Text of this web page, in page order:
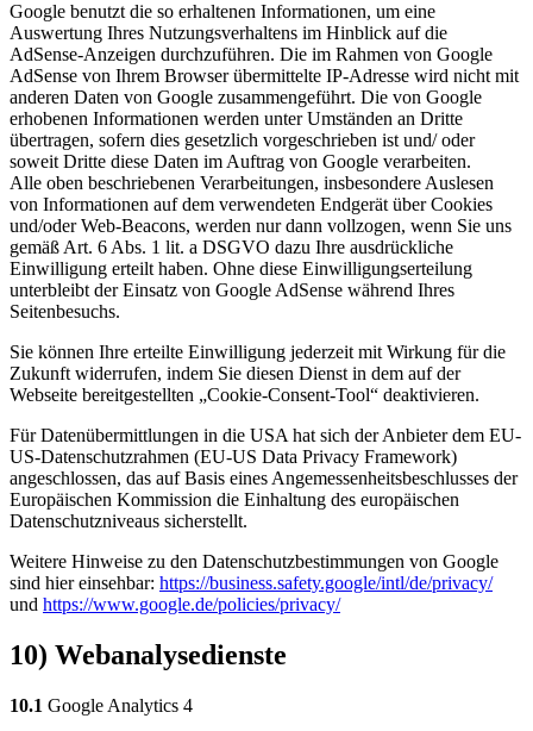
Google benutzt die so erhaltenen Informationen, um eine
Auswertung Ihres Nutzungsverhaltens im Hinblick auf die
AdSense-Anzeigen durchzuführen. Die im Rahmen von Google
AdSense von Ihrem Browser übermittelte IP-Adresse wird nicht mit
anderen Daten von Google zusammengeführt. Die von Google
erhobenen Informationen werden unter Umständen an Dritte
übertragen, sofern dies gesetzlich vorgeschrieben ist und/ oder
soweit Dritte diese Daten im Auftrag von Google verarbeiten.
Alle oben beschriebenen Verarbeitungen, insbesondere Auslesen
von Informationen auf dem verwendeten Endgerät über Cookies
und/oder Web-Beacons, werden nur dann vollzogen, wenn Sie uns
gemäß Art. 6 Abs. 1 lit. a DSGVO dazu Ihre ausdrückliche
Einwilligung erteilt haben. Ohne diese Einwilligungserteilung
unterbleibt der Einsatz von Google AdSense während Ihres
Seitenbesuchs.
Sie können Ihre erteilte Einwilligung jederzeit mit Wirkung für die
Zukunft widerrufen, indem Sie diesen Dienst in dem auf der
Webseite bereitgestellten „Cookie-Consent-Tool“ deaktivieren.
Für Datenübermittlungen in die USA hat sich der Anbieter dem EU-
US-Datenschutzrahmen (EU-US Data Privacy Framework)
angeschlossen, das auf Basis eines Angemessenheitsbeschlusses der
Europäischen Kommission die Einhaltung des europäischen
Datenschutzniveaus sicherstellt.
Weitere Hinweise zu den Datenschutzbestimmungen von Google
sind hier einsehbar: https://business.safety.google/intl/de/privacy/
und https://www.google.de/policies/privacy/
10) Webanalysedienste
10.1 Google Analytics 4